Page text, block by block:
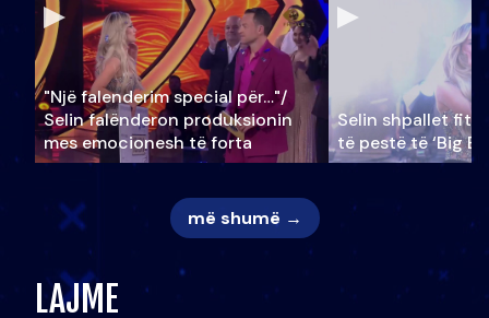
"Një falenderim special për…"/
Selin falënderon produksionin
mes emocionesh të forta
Selin shpallet
të pestë të ‘Big
më shumë →
LAJME